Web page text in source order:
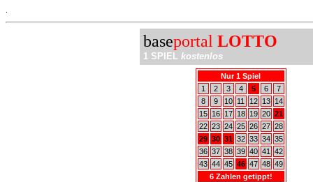
baseportal LOTTO
1 SPIEL kostenlos
Nur 1 Spiel
1
2 3 4 5 6
7
8
9 10 11 12 13
14
15
16 17 18 19 20 21
22 23 24 25 26 27 28
29 30 31 32 33 34 35
36 37 38 39 40 41
42
43 44 45 46 47 48 49
6 Zahlen getippt!